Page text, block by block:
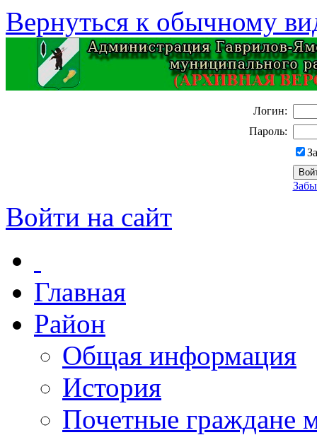
Вернуться к обычному
Логин:
Пароль:
Войти на сайт
Главная
Район
Общая информация
История
Почетные граждане